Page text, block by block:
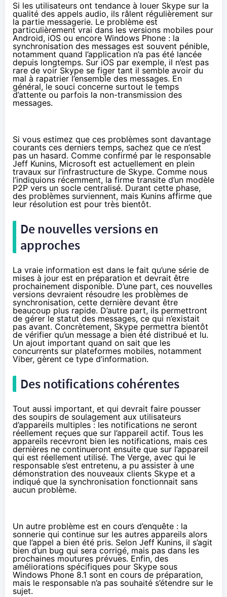
Si les utilisateurs ont tendance à louer Skype sur la
qualité des appels audio, ils râlent régulièrement sur
la partie messagerie. Le problème est
particulièrement vrai dans les versions mobiles pour
Android, iOS ou encore Windows Phone : la
synchronisation des messages est souvent pénible,
notamment quand l’application n’a pas été lancée
depuis longtemps. Sur iOS par exemple, il n’est pas
rare de voir Skype se figer tant il semble avoir du
mal à rapatrier l’ensemble des messages. En
général, le souci concerne surtout le temps
d’attente ou parfois la non-transmission des
messages.
Si vous estimez que ces problèmes sont davantage
courants ces derniers temps, sachez que ce n’est
pas un hasard. Comme confirmé par le responsable
Jeff Kunins, Microsoft est actuellement en plein
travaux sur l’infrastructure de Skype. Comme nous
l’indiquions récemment, la firme transite d’un modèle
P2P vers un socle centralisé. Durant cette phase,
des problèmes surviennent, mais Kunins affirme que
leur résolution est pour très bientôt.
De nouvelles versions en
approches
La vraie information est dans le fait qu’une série de
mises à jour est en préparation et devrait être
prochainement disponible. D’une part, ces nouvelles
versions devraient résoudre les problèmes de
synchronisation, cette dernière devant être
beaucoup plus rapide. D’autre part, ils permettront
de gérer le statut des messages, ce qui n’existait
pas avant. Concrètement, Skype permettra bientôt
de vérifier qu’un message a bien été distribué et lu.
Un ajout important quand on sait que les
concurrents sur plateformes mobiles, notamment
Viber, gèrent ce type d’information.
Des notifications cohérentes
Tout aussi important, et qui devrait faire pousser
des soupirs de soulagement aux utilisateurs
d’appareils multiples : les notifications ne seront
réellement reçues que sur l’appareil actif. Tous les
appareils recevront bien les notifications, mais ces
dernières ne continueront ensuite que sur l’appareil
qui est réellement utilisé. The Verge, avec qui le
responsable s’est entretenu, a pu assister à une
démonstration des nouveaux clients Skype et a
indiqué que la synchronisation fonctionnait sans
aucun problème.
Un autre problème est en cours d’enquête : la
sonnerie qui continue sur les autres appareils alors
que l’appel a bien été pris. Selon Jeff Kunins, il s’agit
bien d’un bug qui sera corrigé, mais pas dans les
prochaines moutures prévues. Enfin, des
améliorations spécifiques pour Skype sous
Windows Phone 8.1 sont en cours de préparation,
mais le responsable n’a pas souhaité s’étendre sur le
sujet.